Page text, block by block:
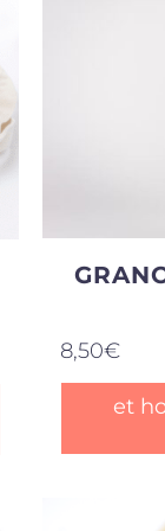
8,50€
et